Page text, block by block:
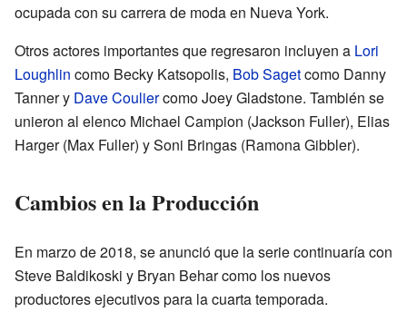
ocupada con su carrera de moda en Nueva York.
Otros actores importantes que regresaron incluyen a Lori
Loughlin como Becky Katsopolis, Bob Sagetcomo Danny
Tanner y Dave Couliercomo Joey Gladstone. También se
unieron al elenco Michael Campion (Jackson Fuller), Elias
Harger (Max Fuller) y Soni Bringas (Ramona Gibbler).
Cambios en la Producción
En marzo de 2018, se anunció que la serie continuaría con
Steve Baldikoski y Bryan Behar como los nuevos
productores ejecutivos para la cuarta temporada.